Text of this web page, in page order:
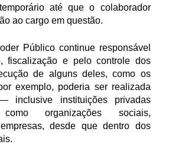
até que o colaborador
ao cargo em questão.
Público continue responsável
fiscalização e pelo controle dos
de alguns deles, como os
exemplo, poderia ser realizada
inclusive instituições privadas
como organizações sociais,
desde que dentro dos